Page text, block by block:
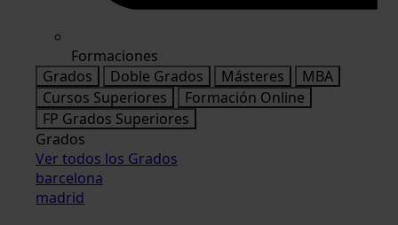
Formaciones
Grados
Doble Grados Másteres
MBA
Cursos Superiores
Formación Online
FP Grados Superiores
Grados
Ver todos los Grados
barcelona
madrid